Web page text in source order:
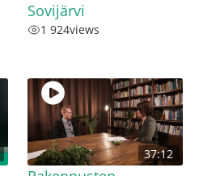
Sovijärvi
1 924views
37:12